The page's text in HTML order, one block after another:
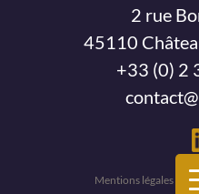
2 rue
45110
+33 (0) 2
Mentions légales –